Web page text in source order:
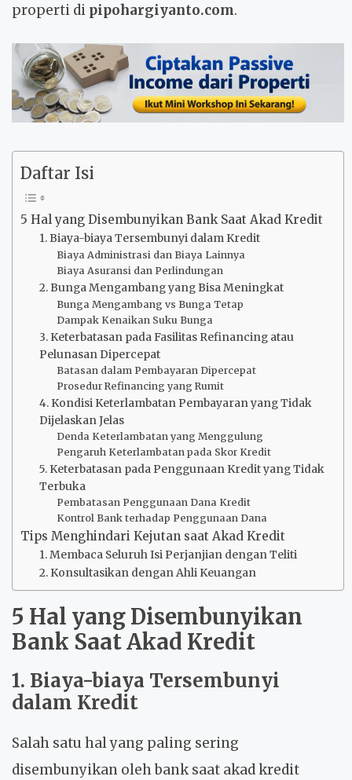
properti di pipohargiyanto.com.
Daftar Isi
5 Hal yang Disembunyikan Bank Saat Akad Kredit
1. Biaya-biaya Tersembunyi dalam Kredit
Biaya Administrasi dan Biaya Lainnya
Biaya Asuransi dan Perlindungan
2. Bunga Mengambang yang Bisa Meningkat
Bunga Mengambang vs Bunga Tetap
Dampak Kenaikan Suku Bunga
3. Keterbatasan pada Fasilitas Refinancing atau
Pelunasan Dipercepat
Batasan dalam Pembayaran Dipercepat
Prosedur Refinancing yang Rumit
4. Kondisi Keterlambatan Pembayaran yang Tidak
Dijelaskan Jelas
Denda Keterlambatan yang Menggulung
Pengaruh Keterlambatan pada Skor Kredit
5. Keterbatasan pada Penggunaan Kredit yang Tidak
Terbuka
Pembatasan Penggunaan Dana Kredit
Kontrol Bank terhadap Penggunaan Dana
Tips Menghindari Kejutan saat Akad Kredit
1. Membaca Seluruh Isi Perjanjian dengan Teliti
2. Konsultasikan dengan Ahli Keuangan
5 Hal yang Disembunyikan
Bank Saat Akad Kredit
1. Biaya-biaya Tersembunyi
dalam Kredit
Salah satu hal yang paling sering
disembunyikan oleh bank saat akad kredit